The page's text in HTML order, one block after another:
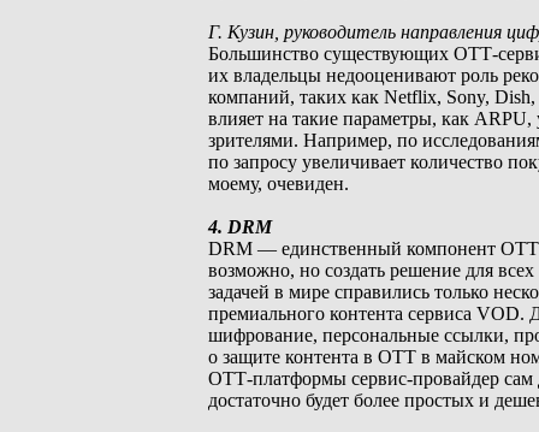
Г. Кузин, руководитель направления
Большинство существующих ОТТ-
их владельцы недооценивают роль
компаний, таких как Netflix, Sony,
влияет на такие параметры, как ARPU,
зрителями. Например, по
по запросу увеличивает количество
моему, очевиден.
4. DRM
DRM — единственный компонент
возможно, но создать решение для
задачей в мире справились только
премиального контента сервиса
шифрование, персональные ссылки,
о защите контента в ОТТ в майском
ОТТ-платформы сервис-провайдер сам
достаточно будет более простых и